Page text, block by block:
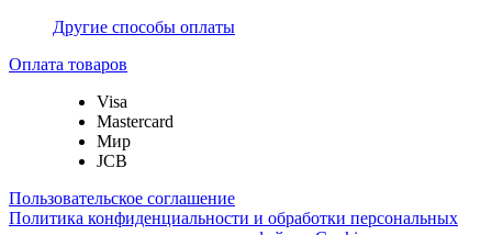
Другие способы оплаты
Оплата товаров
Visa
Mastercard
Мир
JCB
Пользовательское соглашение
Политика конфиденциальности и обработки персональных